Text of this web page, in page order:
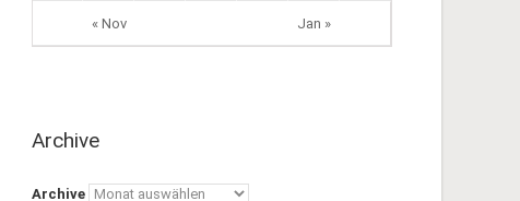
« Nov Jan »
Archive
Archive